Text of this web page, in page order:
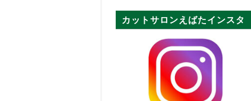
カットサロンえばたインスタ